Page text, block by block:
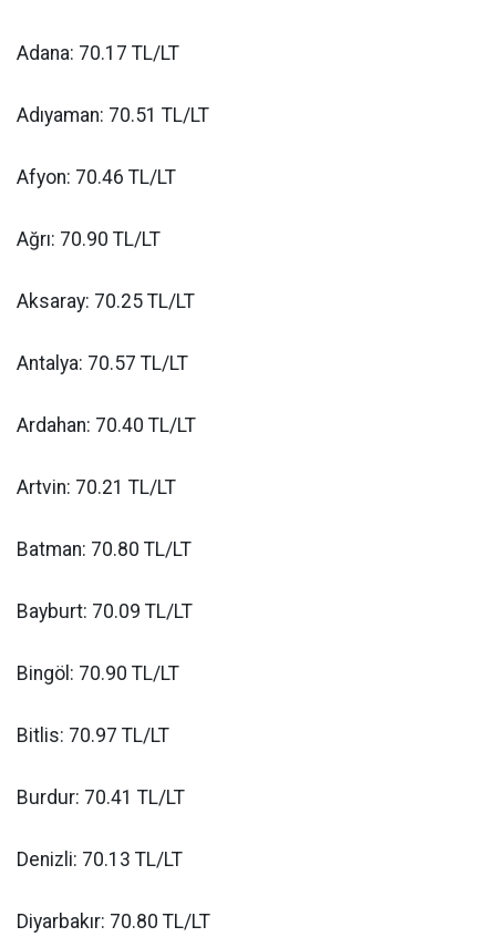
Adana: 70.17 TL/LT
Adıyaman: 70.51 TL/LT
Afyon: 70.46 TL/LT
Ağrı: 70.90 TL/LT
Aksaray: 70.25 TL/LT
Antalya: 70.57 TL/LT
Ardahan: 70.40 TL/LT
Artvin: 70.21 TL/LT
Batman: 70.80 TL/LT
Bayburt: 70.09 TL/LT
Bingöl: 70.90 TL/LT
Bitlis: 70.97 TL/LT
Burdur: 70.41 TL/LT
Denizli: 70.13 TL/LT
Diyarbakır: 70.80 TL/LT